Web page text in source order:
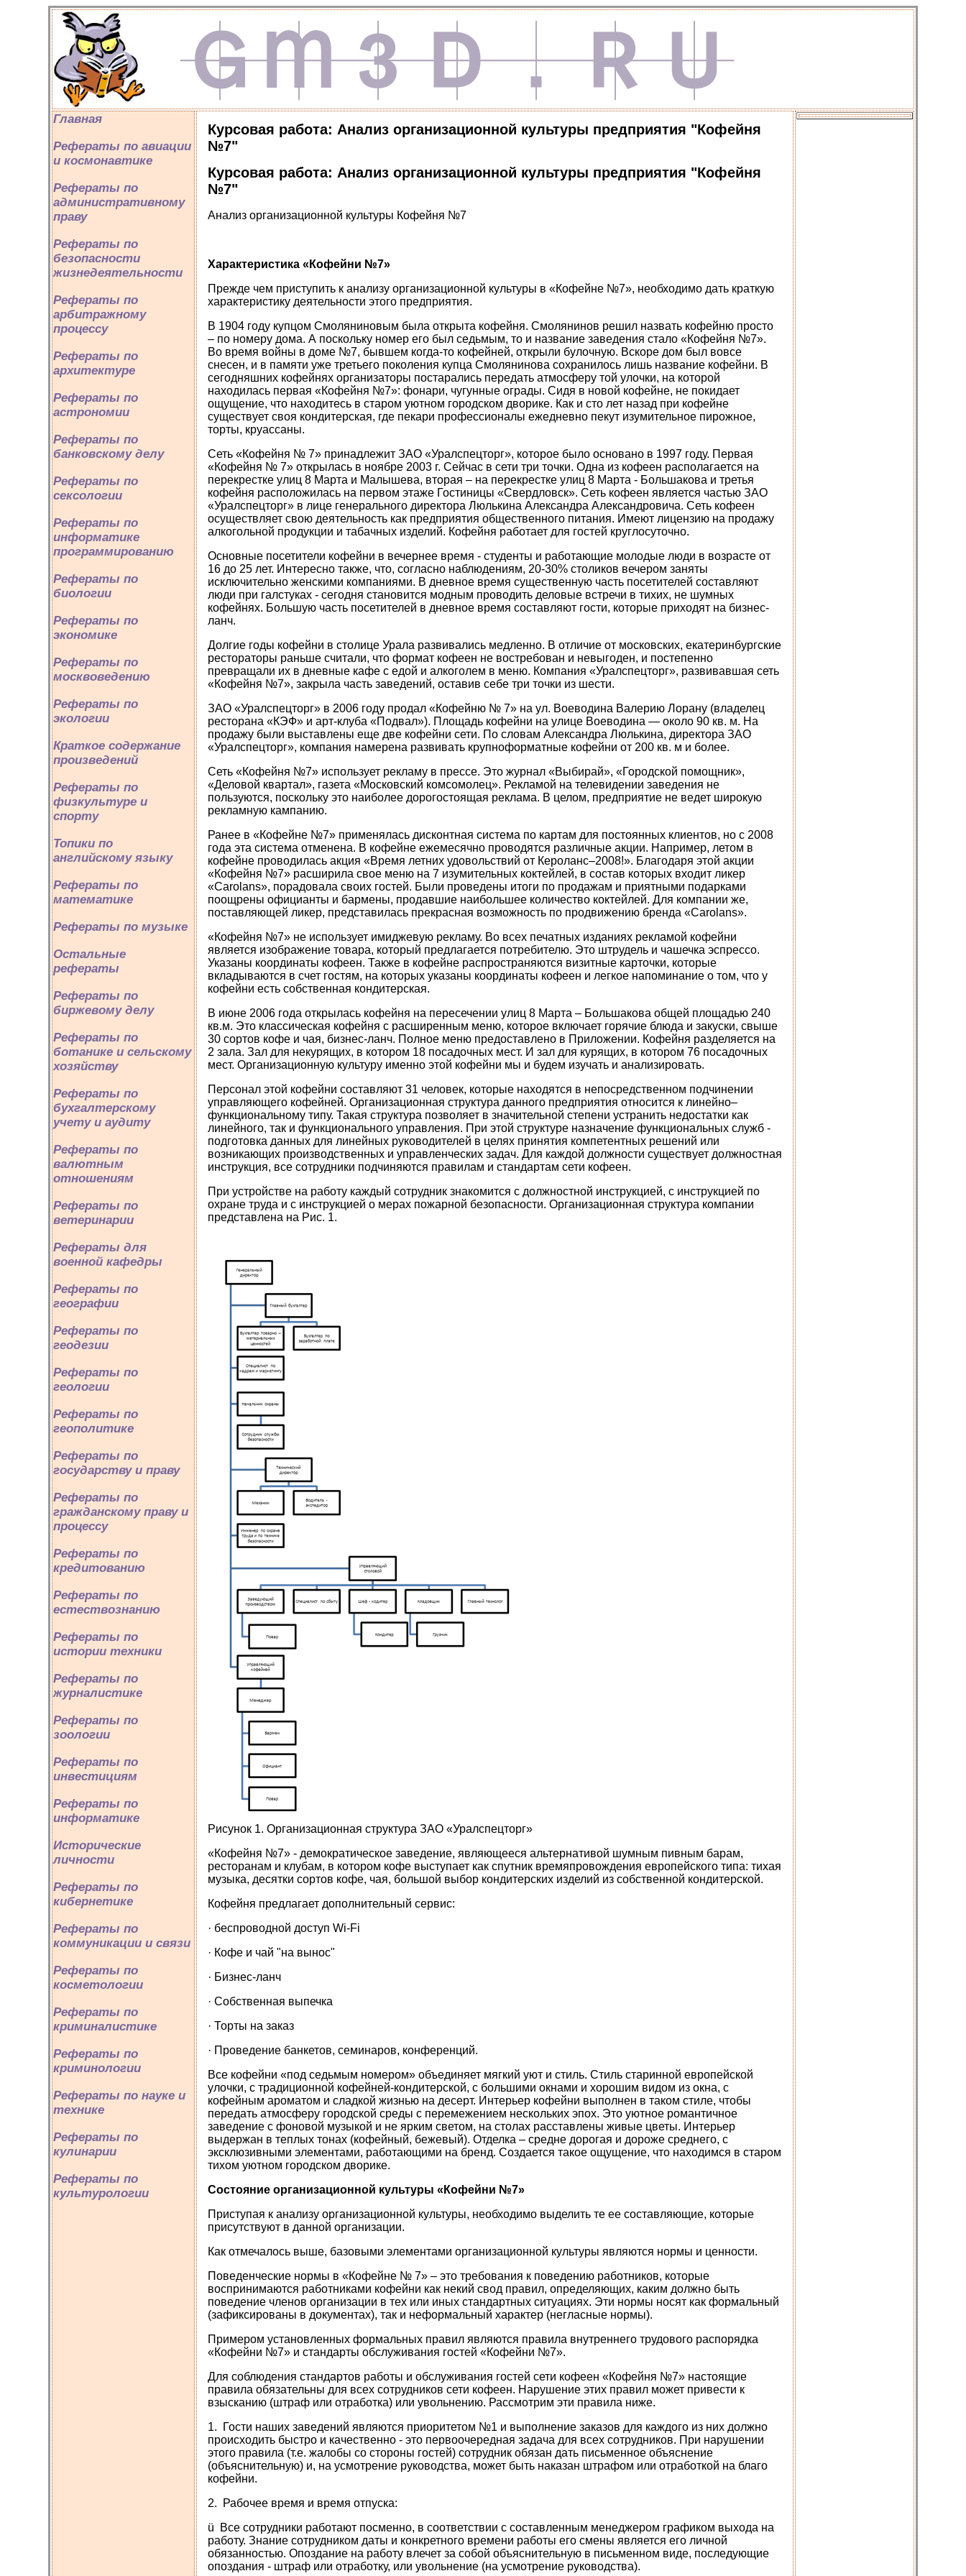
Главная
Рефераты по авиации
и космонавтике
Рефераты по
административному
праву
Рефераты по
безопасности
жизнедеятельности
Рефераты по
арбитражному
процессу
Рефераты по
архитектуре
Рефераты по
астрономии
Рефераты по
банковскому делу
Рефераты по
сексологии
Рефераты по
информатике
программированию
Рефераты по
биологии
Рефераты по
экономике
Рефераты по
москвоведению
Рефераты по
экологии
Краткое содержание
произведений
Рефераты по
физкультуре и
спорту
Топики по
английскому языку
Рефераты по
математике
Рефераты по музыке
Остальные
рефераты
Рефераты по
биржевому делу
Рефераты по
ботанике и сельскому
хозяйству
Рефераты по
бухгалтерскому
учету и аудиту
Рефераты по
валютным
отношениям
Рефераты по
ветеринарии
Рефераты для
военной кафедры
Рефераты по
географии
Рефераты по
геодезии
Рефераты по
геологии
Рефераты по
геополитике
Рефераты по
государству и праву
Рефераты по
гражданскому праву и
процессу
Рефераты по
кредитованию
Рефераты по
естествознанию
Рефераты по
истории техники
Рефераты по
журналистике
Рефераты по
зоологии
Рефераты по
инвестициям
Рефераты по
информатике
Исторические
личности
Рефераты по
кибернетике
Рефераты по
коммуникации и связи
Рефераты по
косметологии
Рефераты по
криминалистике
Рефераты по
криминологии
Рефераты по науке и
технике
Рефераты по
кулинарии
Рефераты по
культурологии
Курсовая работа: Анализ организационной культуры предприятия "Кофейня
№7"
Курсовая работа: Анализ организационной культуры предприятия "Кофейня
№7"
Анализ организационной культуры Кофейня №7
Характеристика «Кофейни №7»
Прежде чем приступить к анализу организационной культуры в «Кофейне №7», необходимо дать краткую
характеристику деятельности этого предприятия.
В 1904 году купцом Смоляниновым была открыта кофейня. Смолянинов решил назвать кофейню просто
– по номеру дома. А поскольку номер его был седьмым, то и название заведения стало «Кофейня №7».
Во время войны в доме №7, бывшем когда-то кофейней, открыли булочную. Вскоре дом был вовсе
снесен, и в памяти уже третьего поколения купца Смолянинова сохранилось лишь название кофейни. В
сегодняшних кофейнях организаторы постарались передать атмосферу той улочки, на которой
находилась первая «Кофейня №7»: фонари, чугунные ограды. Сидя в новой кофейне, не покидает
ощущение, что находитесь в старом уютном городском дворике. Как и сто лет назад при кофейне
существует своя кондитерская, где пекари профессионалы ежедневно пекут изумительное пирожное,
торты, круассаны.
Сеть «Кофейня № 7» принадлежит ЗАО «Уралспецторг», которое было основано в 1997 году. Первая
«Кофейня № 7» открылась в ноябре 2003 г. Сейчас в сети три точки. Одна из кофеен располагается на
перекрестке улиц 8 Марта и Малышева, вторая – на перекрестке улиц 8 Марта - Большакова и третья
кофейня расположилась на первом этаже Гостиницы «Свердловск». Сеть кофеен является частью ЗАО
«Уралспецторг» в лице генерального директора Люлькина Александра Александровича. Сеть кофеен
осуществляет свою деятельность как предприятия общественного питания. Имеют лицензию на продажу
алкогольной продукции и табачных изделий. Кофейня работает для гостей круглосуточно.
Основные посетители кофейни в вечернее время - студенты и работающие молодые люди в возрасте от
16 до 25 лет. Интересно также, что, согласно наблюдениям, 20-30% столиков вечером заняты
исключительно женскими компаниями. В дневное время существенную часть посетителей составляют
люди при галстуках - сегодня становится модным проводить деловые встречи в тихих, не шумных
кофейнях. Большую часть посетителей в дневное время составляют гости, которые приходят на бизнес-
ланч.
Долгие годы кофейни в столице Урала развивались медленно. В отличие от московских, екатеринбургские
рестораторы раньше считали, что формат кофеен не востребован и невыгоден, и постепенно
превращали их в дневные кафе с едой и алкоголем в меню. Компания «Уралспецторг», развивавшая сеть
«Кофейня №7», закрыла часть заведений, оставив себе три точки из шести.
ЗАО «Уралспецторг» в 2006 году продал «Кофейню № 7» на ул. Воеводина Валерию Лорану (владелец
ресторана «КЭФ» и арт-клуба «Подвал»). Площадь кофейни на улице Воеводина — около 90 кв. м. На
продажу были выставлены еще две кофейни сети. По словам Александра Люлькина, директора ЗАО
«Уралспецторг», компания намерена развивать крупноформатные кофейни от 200 кв. м и более.
Сеть «Кофейня №7» использует рекламу в прессе. Это журнал «Выбирай», «Городской помощник»,
«Деловой квартал», газета «Московский комсомолец». Рекламой на телевидении заведения не
пользуются, поскольку это наиболее дорогостоящая реклама. В целом, предприятие не ведет широкую
рекламную кампанию.
Ранее в «Кофейне №7» применялась дисконтная система по картам для постоянных клиентов, но с 2008
года эта система отменена. В кофейне ежемесячно проводятся различные акции. Например, летом в
кофейне проводилась акция «Время летних удовольствий от Кероланс–2008!». Благодаря этой акции
«Кофейня №7» расширила свое меню на 7 изумительных коктейлей, в состав которых входит ликер
«Carolans», порадовала своих гостей. Были проведены итоги по продажам и приятными подарками
поощрены официанты и бармены, продавшие наибольшее количество коктейлей. Для компании же,
поставляющей ликер, представилась прекрасная возможность по продвижению бренда «Carolans».
«Кофейня №7» не использует имиджевую рекламу. Во всех печатных изданиях рекламой кофейни
является изображение товара, который предлагается потребителю. Это штрудель и чашечка эспрессо.
Указаны координаты кофеен. Также в кофейне распространяются визитные карточки, которые
вкладываются в счет гостям, на которых указаны координаты кофеен и легкое напоминание о том, что у
кофейни есть собственная кондитерская.
В июне 2006 года открылась кофейня на пересечении улиц 8 Марта – Большакова общей площадью 240
кв.м. Это классическая кофейня с расширенным меню, которое включает горячие блюда и закуски, свыше
30 сортов кофе и чая, бизнес-ланч. Полное меню предоставлено в Приложении. Кофейня разделяется на
2 зала. Зал для некурящих, в котором 18 посадочных мест. И зал для курящих, в котором 76 посадочных
мест. Организационную культуру именно этой кофейни мы и будем изучать и анализировать.
Персонал этой кофейни составляют 31 человек, которые находятся в непосредственном подчинении
управляющего кофейней. Организационная структура данного предприятия относится к линейно–
функциональному типу. Такая структура позволяет в значительной степени устранить недостатки как
линейного, так и функционального управления. При этой структуре назначение функциональных служб -
подготовка данных для линейных руководителей в целях принятия компетентных решений или
возникающих производственных и управленческих задач. Для каждой должности существует должностная
инструкция, все сотрудники подчиняются правилам и стандартам сети кофеен.
При устройстве на работу каждый сотрудник знакомится с должностной инструкцией, с инструкцией по
охране труда и с инструкцией о мерах пожарной безопасности. Организационная структура компании
представлена на Рис. 1.
Рисунок 1. Организационная структура ЗАО «Уралспецторг»
«Кофейня №7» - демократическое заведение, являющееся альтернативой шумным пивным барам,
ресторанам и клубам, в котором кофе выступает как спутник времяпровождения европейского типа: тихая
музыка, десятки сортов кофе, чая, большой выбор кондитерских изделий из собственной кондитерской.
Кофейня предлагает дополнительный сервис:
· беспроводной доступ Wi-Fi
· Кофе и чай "на вынос"
· Бизнес-ланч
· Собственная выпечка
· Торты на заказ
· Проведение банкетов, семинаров, конференций.
Все кофейни «под седьмым номером» объединяет мягкий уют и стиль. Стиль старинной европейской
улочки, с традиционной кофейней-кондитерской, с большими окнами и хорошим видом из окна, с
кофейным ароматом и сладкой жизнью на десерт. Интерьер кофейни выполнен в таком стиле, чтобы
передать атмосферу городской среды с перемежением нескольких эпох. Это уютное романтичное
заведение с фоновой музыкой и не ярким светом, на столах расставлены живые цветы. Интерьер
выдержан в теплых тонах (кофейный, бежевый). Отделка – средне дорогая и дороже среднего, с
эксклюзивными элементами, работающими на бренд. Создается такое ощущение, что находимся в старом
тихом уютном городском дворике.
Состояние организационной культуры «Кофейни №7»
Приступая к анализу организационной культуры, необходимо выделить те ее составляющие, которые
присутствуют в данной организации.
Как отмечалось выше, базовыми элементами организационной культуры являются нормы и ценности.
Поведенческие нормы в «Кофейне № 7» – это требования к поведению работников, которые
воспринимаются работниками кофейни как некий свод правил, определяющих, каким должно быть
поведение членов организации в тех или иных стандартных ситуациях. Эти нормы носят как формальный
(зафиксированы в документах), так и неформальный характер (негласные нормы).
Примером установленных формальных правил являются правила внутреннего трудового распорядка
«Кофейни №7» и стандарты обслуживания гостей «Кофейни №7».
Для соблюдения стандартов работы и обслуживания гостей сети кофеен «Кофейня №7» настоящие
правила обязательны для всех сотрудников сети кофеен. Нарушение этих правил может привести к
взысканию (штраф или отработка) или увольнению. Рассмотрим эти правила ниже.
1. Гости наших заведений являются приоритетом №1 и выполнение заказов для каждого из них должно
происходить быстро и качественно - это первоочередная задача для всех сотрудников. При нарушении
этого правила (т.е. жалобы со стороны гостей) сотрудник обязан дать письменное объяснение
(объяснительную) и, на усмотрение руководства, может быть наказан штрафом или отработкой на благо
кофейни.
2. Рабочее время и время отпуска:
ü Все сотрудники работают посменно, в соответствии с составленным менеджером графиком выхода на
работу. Знание сотрудником даты и конкретного времени работы его смены является его личной
обязанностью. Опоздание на работу влечет за собой объяснительную в письменном виде, последующие
опоздания - штраф или отработку, или увольнение (на усмотрение руководства).